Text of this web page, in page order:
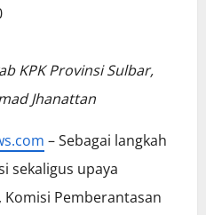
KPK Provinsi Sulbar,
Jhanattan
– Sebagai langkah
sekaligus upaya
Pemberantasan